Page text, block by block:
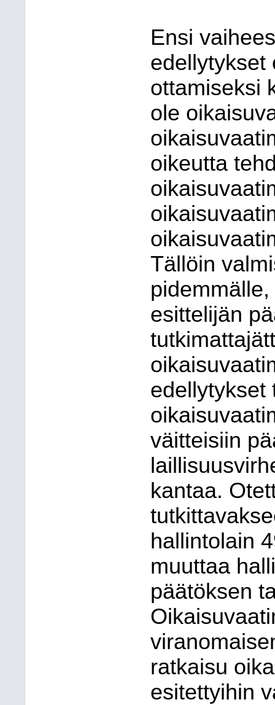
Ensi
edellytykset
ottamiseksi
ole
oikeutta
Tällöin
esittelijän
edellytykset
väitteisiin
kantaa.
hallintolain
muuttaa
päätöksen
ratkaisu
esitettyihin